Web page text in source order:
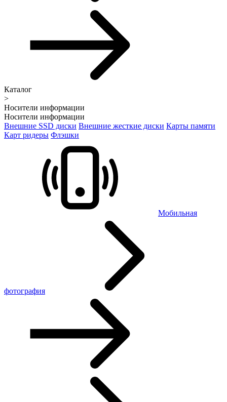
Каталог
>
Носители информации
Носители информации
Внешние SSD диски Внешние жесткие диски Карты памяти
Карт ридеры Флэшки
Мобильная
фотография